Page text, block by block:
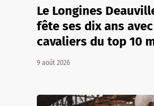
Le Longines
fête ses dix ans
cavaliers du top 10
9 août 2026